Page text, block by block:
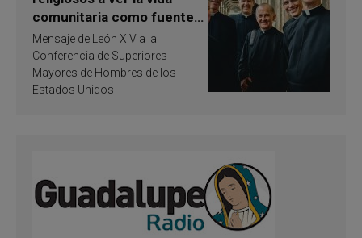
comunitaria como fuente
de inspiración y
santificación
Mensaje de León XIV a la
Conferencia de Superiores
Mayores de Hombres de los
Estados Unidos